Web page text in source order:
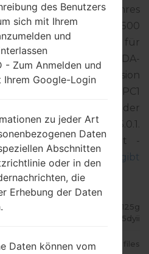
die Modellnummer Ihres
GT-I9500
Code SKZ ist für
wird mit der PDA-
und CSC-Version
Version I9500XXUHPC1
der
ist Android Lollipop 5.0.1.
wie man die Standart -
geflascht wird,
gibt
I9500_1_20170123100952_5125g
5dyii
4 files
des Benutzers
sich mit Ihrem
und
- Zum Anmelden und
Ihrem Google-Login
zu jeder Art
Daten
Abschnitten
oder in den
die
Erhebung der Daten
Daten können vom